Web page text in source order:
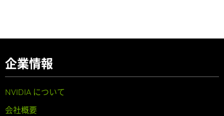
企業情報
NVIDIA について
会社概要